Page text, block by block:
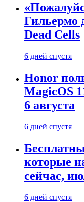
Гильермо
Dead Cells
6 дней спустя
Honor
MagicOS
6 августа
6 дней спустя
которые
сейчас,
6 дней спустя